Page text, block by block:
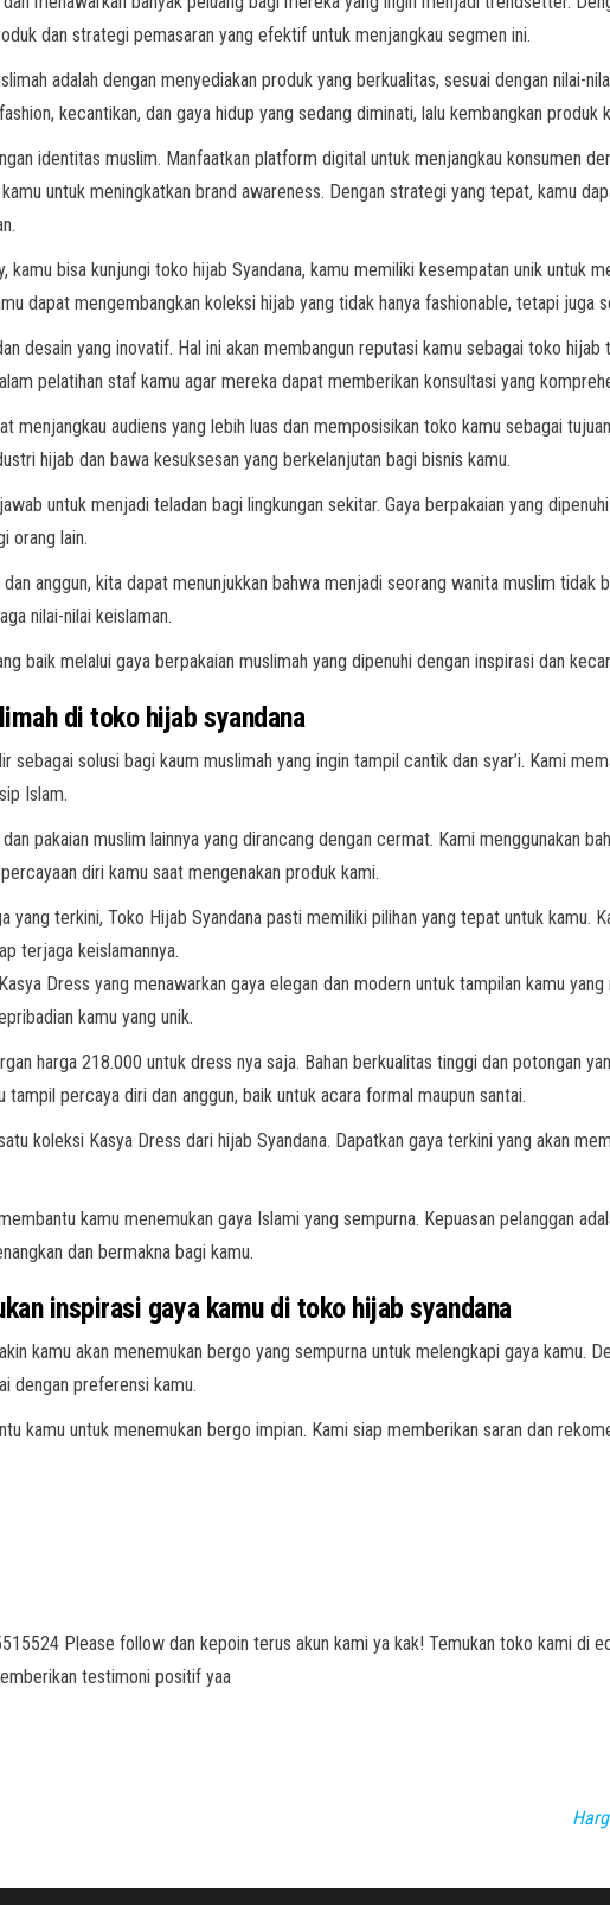
dan strategi pemasaran yang efektif untuk menjangkau segmen ini.
adalah dengan menyediakan produk yang berkualitas, sesuai dengan nilai-
kecantikan, dan gaya hidup yang sedang diminati, lalu kembangkan produk
identitas muslim. Manfaatkan platform digital untuk menjangkau konsumen
untuk meningkatkan brand awareness. Dengan strategi yang tepat, kamu
bisa kunjungi toko hijab Syandana, kamu memiliki kesempatan unik untuk
dapat mengembangkan koleksi hijab yang tidak hanya fashionable, tetapi juga
desain yang inovatif. Hal ini akan membangun reputasi kamu sebagai toko
pelatihan staf kamu agar mereka dapat memberikan konsultasi yang
menjangkau audiens yang lebih luas dan memposisikan toko kamu sebagai
hijab dan bawa kesuksesan yang berkelanjutan bagi bisnis kamu.
untuk menjadi teladan bagi lingkungan sekitar. Gaya berpakaian yang
orang lain.
anggun, kita dapat menunjukkan bahwa menjadi seorang wanita muslim tidak
nilai-nilai keislaman.
baik melalui gaya berpakaian muslimah yang dipenuhi dengan inspirasi dan
di toko hijab syandana
sebagai solusi bagi kaum muslimah yang ingin tampil cantik dan syar’i. Kami
Islam.
pakaian muslim lainnya yang dirancang dengan cermat. Kami menggunakan
diri kamu saat mengenakan produk kami.
yang terkini, Toko Hijab Syandana pasti memiliki pilihan yang tepat untuk kamu.
terjaga keislamannya.
Dress yang menawarkan gaya elegan dan modern untuk tampilan kamu
kamu yang unik.
harga 218.000 untuk dress nya saja. Bahan berkualitas tinggi dan potongan
percaya diri dan anggun, baik untuk acara formal maupun santai.
koleksi Kasya Dress dari hijab Syandana. Dapatkan gaya terkini yang akan
kamu menemukan gaya Islami yang sempurna. Kepuasan pelanggan
dan bermakna bagi kamu.
inspirasi gaya kamu di toko hijab syandana
kamu akan menemukan bergo yang sempurna untuk melengkapi gaya kamu.
dengan preferensi kamu.
kamu untuk menemukan bergo impian. Kami siap memberikan saran dan
Please follow dan kepoin terus akun kami ya kak! Temukan toko kami di
testimoni positif yaa